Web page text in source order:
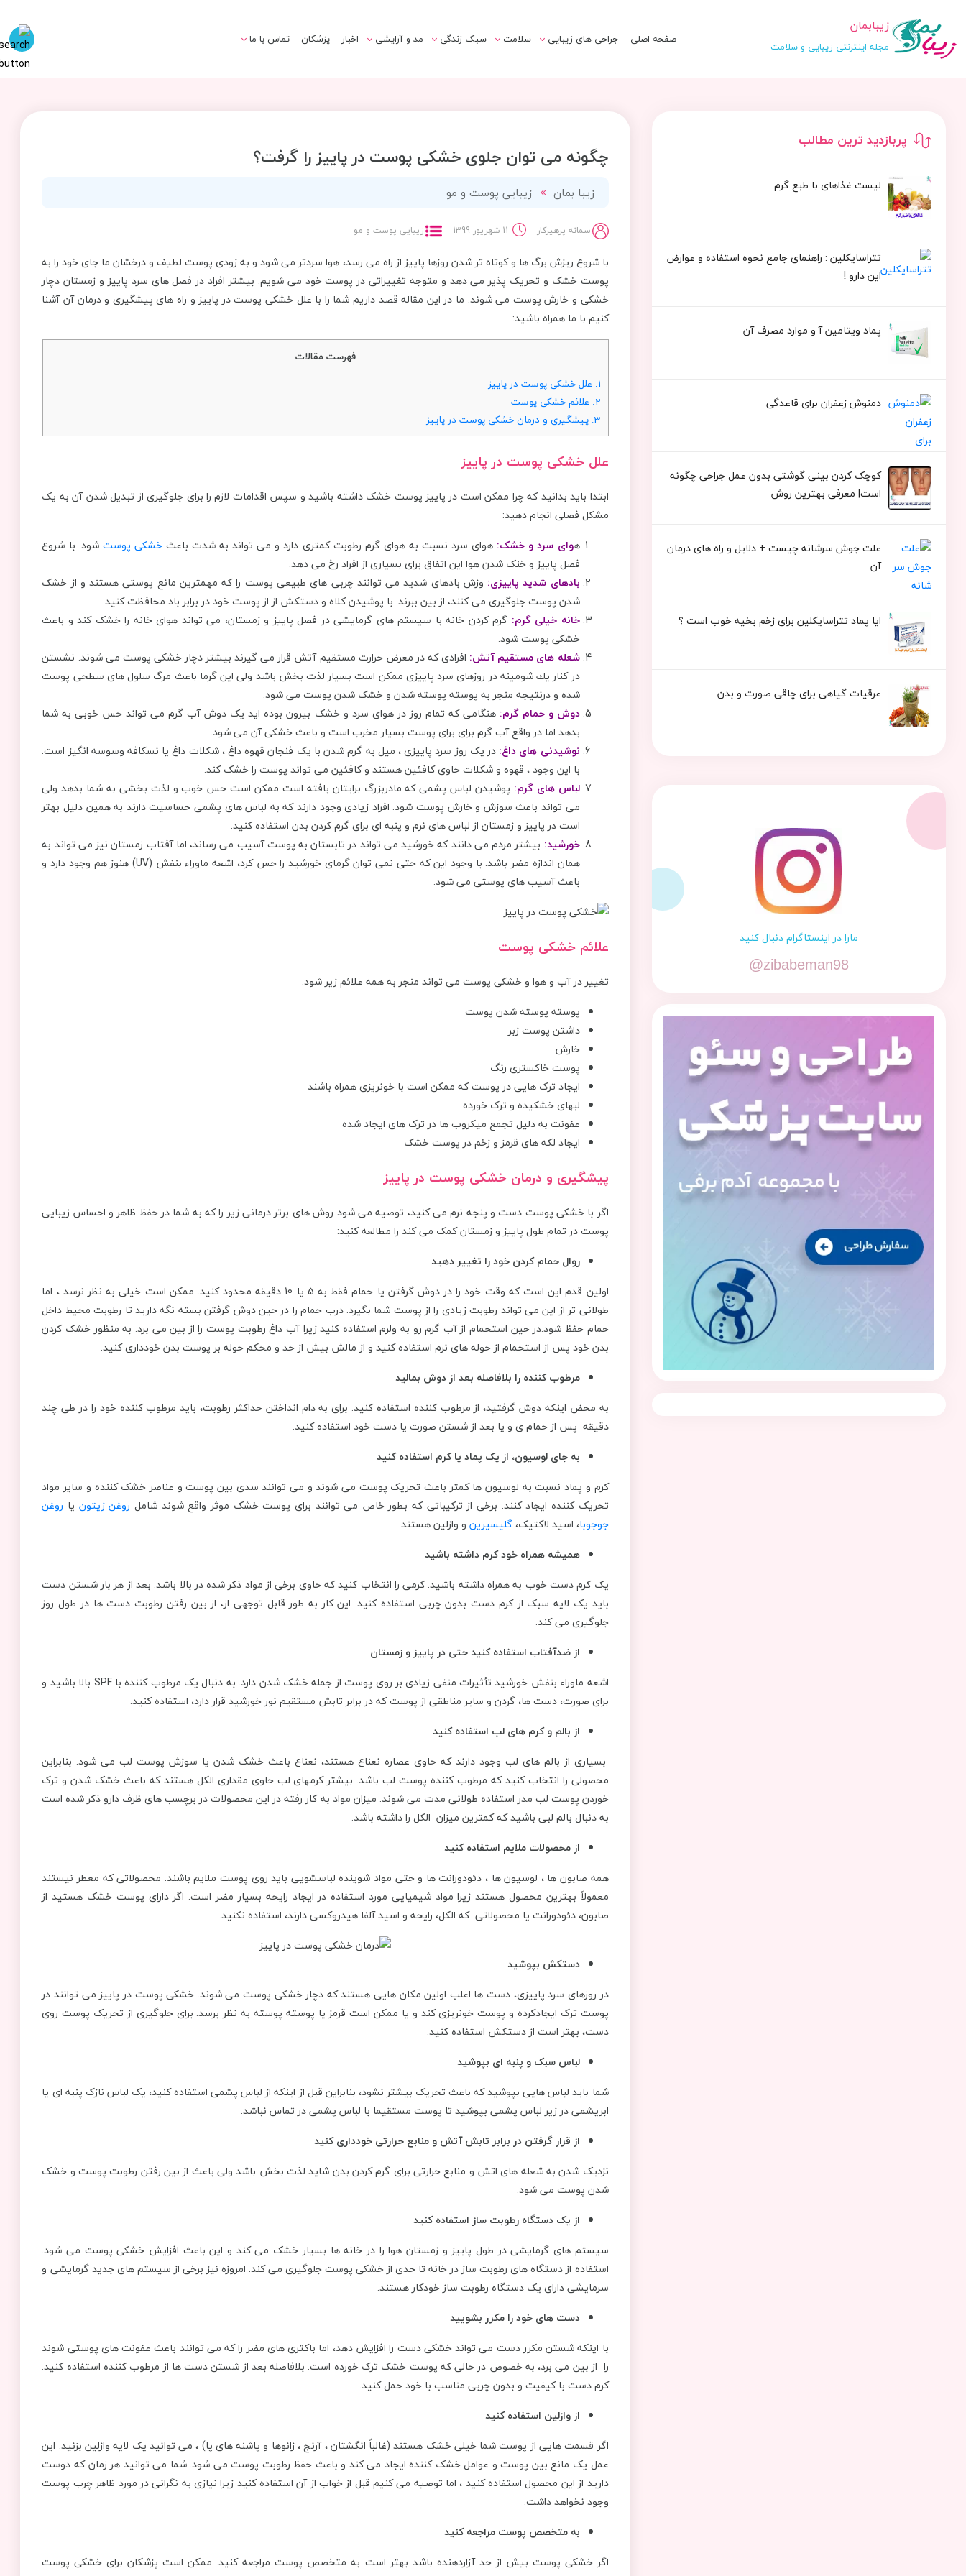
زیبابمان
مجله اینترنتی زیبایی و سلامت صفحه اصلی جراحی های زیبایی سلامت سبک زندگی مد و آرایشی اخبار پزشکان تماس با ما
پربازدید ترین مطالب
لیست غذاهای با طبع گرم
تتراسایکلین : راهنمای جامع نحوه استفاده و عوارض
این دارو !
پماد ویتامین آ و موارد مصرف آن
دمنوش زعفران برای قاعدگی
کوچک کردن بینی گوشتی بدون عمل جراحی چگونه
است| معرفی بهترین روش
علت جوش سرشانه چیست + دلایل و راه های درمان
آن
ایا پماد تتراسایکلین برای زخم بخیه خوب است ؟
عرقیات گیاهی برای چاقی صورت و بدن
مارا در اینستاگرام دنبال کنید
@zibabeman98
چگونه می توان جلوی خشکی پوست در پاییز را گرفت؟
زیبا بمان زیبایی پوست و مو
سمانه پرهیزکار 11 شهریور 1399 زیبایی پوست و مو
با شروع ریزش برگ ها و کوتاه تر شدن روزها پاییز از راه می رسد، هوا سردتر می شود و به زودی پوست لطیف و درخشان ما جای خود را به
پوست خشک و تحریک پذیر می دهد و متوجه تغییراتی در پوست خود می شویم. بیشتر افراد در فصل های سرد پاییز و زمستان دچار
خشکی و خارش پوست می شوند. ما در این مقاله قصد داریم شما را با علل خشکی پوست در پاییز و راه های پیشگیری و درمان آن آشنا
کنیم با ما همراه باشید:
فهرست مقالات
1. علل خشکی پوست در پاییز
2. علائم خشکی پوست
3. پیشگیری و درمان خشکی پوست در پاییز
علل خشکی پوست در پاییز
ابتدا باید بدانید که چرا ممکن است در پاییز پوست خشک داشته باشید و سپس اقدامات لازم را برای جلوگیری از تبدیل شدن آن به یک
مشکل فصلی انجام دهید:
هوای سرد و خشک: هوای سرد نسبت به هوای گرم رطوبت کمتری دارد و می تواند به شدت باعثخشکی پوست شود. با شروع
فصل پاییز و خنک شدن هوا این اتفاق برای بسیاری از افراد رخ می دهد.
بادهای شدید پاییزی: وزش بادهای شدید می توانند چربی های طبیعی پوست را که مهمترین مانع پوستی هستند و از خشک
شدن پوست جلوگیری می کنند، از بین ببرند. با پوشیدن کلاه و دستکش از از پوست خود در برابر باد محافظت کنید.
خانه خیلی گرم: گرم کردن خانه با سیستم های گرمایشی در فصل پاییز و زمستان، می تواند هوای خانه را خشک کند و باعث
خشکی پوست شود.
شعله های مستقیم آتش: افرادی که در معرض حرارت مستقیم آتش قرار می گیرند بیشتر دچار خشکی پوست می شوند. نشستن
در کنار یك شومینه در روزهای سرد پاییزی ممکن است بسیار لذت بخش باشد ولی این گرما باعث مرگ سلول های سطحی پوست
شده و درنتیجه منجر به پوسته پوسته شدن و خشک شدن پوست می شود.
دوش و حمام گرم: هنگامی که تمام روز در هوای سرد و خشک بیرون بوده اید یک دوش آب گرم می تواند حس خوبی به شما
بدهد اما در واقع آب گرم برای برای پوست بسیار مخرب است و باعث خشکی آن می شود.
نوشیدنی های داغ: در یک روز سرد پاییزی ، میل به گرم شدن با یک فنجان قهوه داغ ، شکلات داغ یا نسکافه وسوسه انگیز است.
با این وجود ، قهوه و شکلات حاوی کافئین هستند و کافئین می تواند پوست را خشک کند.
لباس های گرم: پوشیدن لباس پشمی که مادربزرگ برایتان بافته است ممکن است حس خوب و لذت بخشی به شما بدهد ولی
می تواند باعث سوزش و خارش پوست شود. افراد زیادی وجود دارند که به لباس های پشمی حساسیت دارند به همین دلیل بهتر
است در پاییز و زمستان از لباس های نرم و پنبه ای برای گرم کردن بدن استفاده کنید.
خورشید: بیشتر مردم می دانند كه خورشید می تواند در تابستان به پوست آسیب می رساند، اما آفتاب زمستان نیز می تواند به
همان اندازه مضر باشد. با وجود این که حتی نمی توان گرمای خورشید را حس کرد، اشعه ماوراء بنفش (UV) هنوز هم وجود دارد و
باعث آسیب های پوستی می شود.
علائم خشکی پوست
تغییر در آب و هوا و خشکی پوست می تواند منجر به همه علائم زیر شود:
پوسته پوسته شدن پوست
داشتن پوست زبر
خارش
پوست خاکستری رنگ
ایجاد ترک هایی در پوست که ممکن است با خونریزی همراه باشند
لبهای خشکیده و ترک خورده
عفونت به دلیل تجمع میکروب ها در ترک های ایجاد شده
ایجاد لکه های قرمز و زخم در پوست خشک
پیشگیری و درمان خشکی پوست در پاییز
اگر با خشکی پوست دست و پنجه نرم می کنید، توصیه می شود روش های برتر درمانی زیر را که به شما در حفظ ظاهر و احساس زیبایی
پوست در تمام طول پاییز و زمستان کمک می کند را مطالعه کنید:
روال حمام کردن خود را تغییر دهید
اولین قدم این است که وقت خود را در دوش گرفتن یا حمام فقط به 5 یا 10 دقیقه محدود کنید. ممکن است خیلی به نظر نرسد ، اما
طولانی تر از این می تواند رطوبت زیادی را از پوست شما بگیرد. درب حمام را در حین دوش گرفتن بسته نگه دارید تا رطوبت محیط داخل
حمام حفظ شود.در حین استحمام از آب گرم رو به ولرم استفاده کنید زیرا آب داغ رطوبت پوست را از بین می برد. به منظور خشک کردن
بدن خود پس از استحمام از حوله های نرم استفاده کنید و از مالش بیش از حد و محکم حوله بر پوست بدن خودداری کنید.
مرطوب کننده را بلافاصله بعد از دوش بمالید
به محض اینکه دوش گرفتید، از مرطوب کننده استفاده کنید. برای به دام انداختن حداکثر رطوبت، باید مرطوب کننده خود را در طی چند
دقیقه پس از حمام ی و یا بعد از شستن صورت یا دست خود استفاده کنید.
به جای لوسیون، از یک پماد یا کرم استفاده کنید
کرم و پماد نسبت به لوسیون ها کمتر باعث تحریک پوست می شوند و می توانند سدی بین پوست و عناصر خشک کننده و سایر مواد
تحریک کننده ایجاد کنند. برخی از ترکیباتی که بطور خاص می توانند برای پوست خشک موثر واقع شوند شامل روغن زیتون یا روغن
جوجوبا، اسید لاکتیک،گلیسیرین و وازلین هستند.
همیشه همراه خود کرم داشته باشید
یک کرم دست خوب به همراه داشته باشید. کرمی را انتخاب کنید که حاوی برخی از مواد ذکر شده در بالا باشد. بعد از هر بار شستن دست
باید یک لایه سبک از کرم دست بدون چربی استفاده کنید. این کار به طور قابل توجهی از، از بین رفتن رطوبت دست ها در طول روز
جلوگیری می کند.
از ضدآفتاب استفاده کنید حتی در پاییز و زمستان
اشعه ماوراء بنفش خورشید تأثیرات منفی زیادی بر روی پوست از جمله خشک شدن دارد. به دنبال یک مرطوب کننده با SPF بالا باشید و
برای صورت، دست ها، گردن و سایر مناطقی از پوست که در برابر تابش مستقیم نور خورشید قرار دارد، استفاده کنید.
از بالم و کرم های لب استفاده کنید
بسیاری از بالم های لب وجود دارند که حاوی عصاره نعناع هستند، نعناع باعث خشک شدن یا سوزش پوست لب می شود. بنابراین
محصولی را انتخاب کنید که مرطوب کننده پوست لب باشد. بیشتر کرمهای لب حاوی مقداری الکل هستند که باعث خشک شدن و ترک
خوردن پوست لب مدر استفاده طولانی مدت می شوند. میزان مواد به کار رفته در این محصولات در برچسب های ظرف دارو ذکر شده است
به دنبال بالم لبی باشید که کمترین میزان الکل را داشته باشد.
از محصولات ملایم استفاده کنید
همه صابون ها ، لوسیون ها ، دئودورانت ها و حتی مواد شوینده لباسشویی باید روی پوست ملایم باشند. محصولاتی که معطر نیستند
معمولاً بهترین محصول هستند زیرا مواد شیمیایی مورد استفاده در ایجاد رایحه بسیار مضر است. اگر دارای پوست خشک هستید از
صابون، دئودورانت یا محصولاتی که الکل، رایحه و اسید آلفا هیدروکسی دارند، استفاده نکنید.
دستکش بپوشید
در روزهای سرد پاییزی، دست ها اغلب اولین مکان هایی هستند که دچار خشکی پوست می شوند. خشکی پوست در پاییز می توانند در
پوست ترک ایجادکرده و پوست خونریزی کند و یا ممکن است قرمز یا پوسته پوسته به نظر برسد. برای جلوگیری از تحریک پوست روی
دست، بهتر است از دستکش استفاده کنید.
لباس سبک و پنبه ای بپوشید
شما باید لباس هایی بپوشید که باعث تحریک بیشتر نشود، بنابراین قبل از اینکه از لباس پشمی استفاده کنید، یک لباس نازک پنبه ای یا
ابریشمی در زیر لباس پشمی بپوشید تا پوست مستقیما با لباس پشمی در تماس نباشد.
از قرار گرفتن در برابر تابش آتش و منابع حرارتی خودداری کنید
نزدیک شدن به شعله های اتش و منابع حرارتی برای گرم کردن بدن شاید لذت بخش باشد ولی باعث از بین رفتن رطوبت پوست و خشک
شدن پوست می شود.
از یک دستگاه رطوبت ساز استفاده کنید
سیستم های گرمایشی در طول پاییز و زمستان هوا را در خانه ها بسیار خشک می کند و این باعث افزایش خشکی پوست می شود.
استفاده از دستگاه های رطوبت ساز در خانه تا حدی از خشکی پوست جلوگیری می کند. امروزه نیز برخی از سیستم های جدید گرمایشی و
سرمایشی دارای یک دستگاه رطوبت ساز خودکار هستند.
دست های خود را مکرر بشویید
با اینکه شستن مکرر دست می تواند خشکی دست را افزایش دهد، اما باکتری های مضر را که می توانند باعث عفونت های پوستی شوند
را از بین می برد، به خصوص در حالی که پوست خشک ترک خورده است. بلافاصله بعد از شستن دست ها از مرطوب کننده استفاده کنید.
کرم دست با کیفیت و بدون چربی مناسب با خود حمل کنید.
از وازلین استفاده کنید
اگر قسمت هایی از پوست شما خیلی خشک هستند (غالباً انگشتان ، آرنج ، زانوها و پاشنه های پا) ، می توانید یک لایه وازلین بزنید. این
عمل یک مانع بین پوست و عوامل خشک کننده ایجاد می کند و باعث حفظ رطوبت پوست می شود. شما می توانید هر زمان که دوست
دارید از این محصول استفاده کنید ، اما توصیه می کنیم قبل از خواب از آن استفاده کنید زیرا نیازی به نگرانی در مورد ظاهر چرب پوست
وجود نخواهد داشت.
به متخصص پوست مراجعه کنید
اگر خشکی پوست بیش از حد آزاردهنده باشد بهتر است به متخصص پوست مراجعه کنید. ممکن است پزشکان برای خشکی پوست